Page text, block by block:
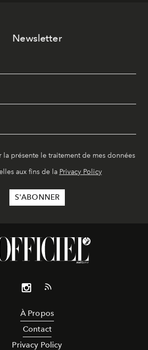
Newsletter
la présente le traitement de mes données
aux fins de la Privacy Policy
À Propos
Contact
Privacy Policy